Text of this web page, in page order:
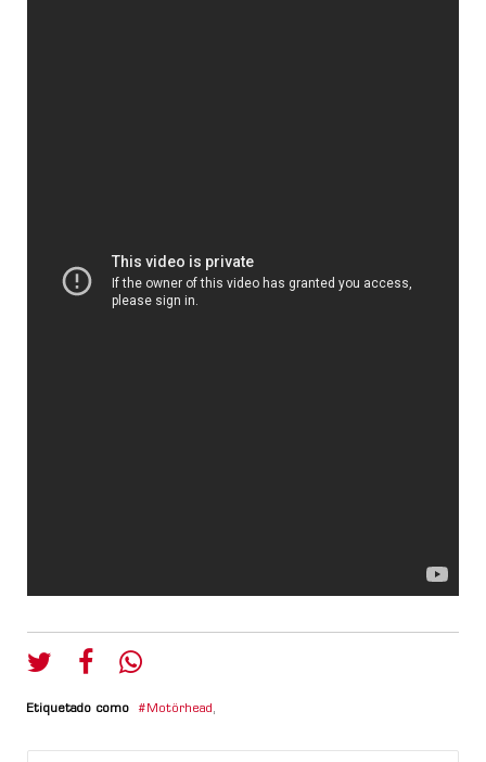
Etiquetado como Motörhead ,